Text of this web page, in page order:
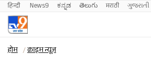
हिन्दी News9 ಕನ್ನಡ తెలుగు मराठी ગુજરાતી
होम क्राइम न्यूज़